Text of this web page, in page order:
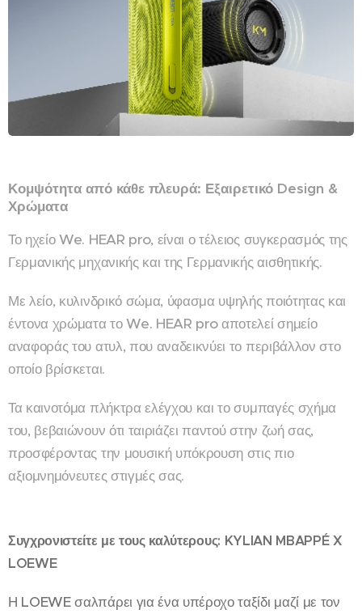
Κομψότητα από κάθε πλευρά: Εξαιρετικό Design &
Χρώματα
Το ηχείο We. HEAR pro, είναι ο τέλειος συγκερασμός της
Γερμανικής μηχανικής και της Γερμανικής αισθητικής.
Με λείο, κυλινδρικό σώμα, ύφασμα υψηλής ποιότητας και
έντονα χρώματα το We. HEAR pro αποτελεί σημείο
αναφοράς του ατυλ, που αναδεικνύει το περιβάλλον στο
οποίο βρίσκεται.
Τα καινοτόμα πλήκτρα ελέγχου και το συμπαγές σχήμα
του, βεβαιώνουν ότι ταιριάζει παντού στην ζωή σας,
προσφέροντας την μουσική υπόκρουση στις πιο
αξιομνημόνευτες στιγμές σας.
Συγχρονιστείτε με τους καλύτερους: KYLIAN MBAPPÉ X
LOEWE
Η LOEWE σαλπάρει για ένα υπέροχο ταξίδι μαζί με τον